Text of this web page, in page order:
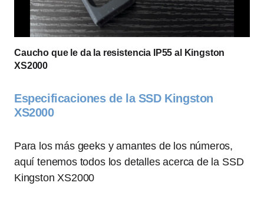
Caucho que le da la resistencia IP55 al Kingston
XS2000
Especificaciones de la SSD Kingston
XS2000
Para los más geeks y amantes de los números,
aquí tenemos todos los detalles acerca de la SSD
Kingston XS2000